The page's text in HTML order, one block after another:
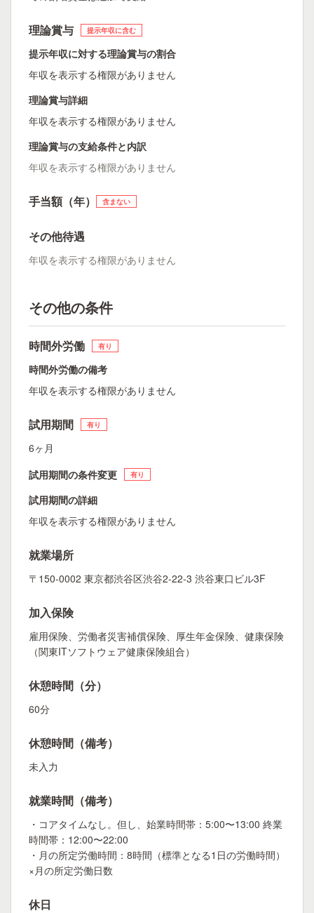
理論賞与 提示年収に含む
提示年収に対する理論賞与の割合
年収を表示する権限がありません
理論賞与詳細
年収を表示する権限がありません
理論賞与の支給条件と内訳
年収を表示する権限がありません
手当額（年） 含まない
その他待遇
年収を表示する権限がありません
その他の条件
時間外労働 有り
時間外労働の備考
年収を表示する権限がありません
試用期間 有り
6ヶ月
試用期間の条件変更
有り
試用期間の詳細
年収を表示する権限がありません
就業場所
〒150-0002 東京都渋谷区渋谷2-22-3 渋谷東口ビル3F
加入保険
雇用保険、労働者災害補償保険、厚生年金保険、健康保険
（関東ITソフトウェア健康保険組合）
休憩時間（分）
60分
休憩時間（備考）
未入力
就業時間（備考）
・コアタイムなし。但し、始業時間帯：5:00〜13:00 終業
時間帯：12:00〜22:00
・月の所定労働時間：8時間（標準となる1日の労働時間）
×月の所定労働日数
休日